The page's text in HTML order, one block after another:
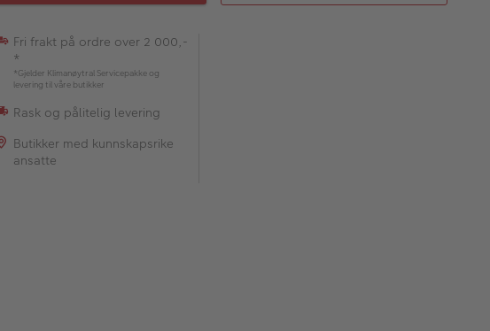
Fri frakt på ordre over 2 000,-
*
*Gjelder Klimanøytral Servicepakke og
levering til våre butikker
Rask og pålitelig levering
Butikker med kunnskapsrike
ansatte